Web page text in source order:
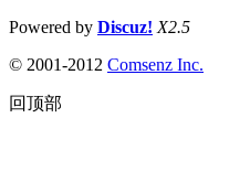
Powered by Discuz! X2.5
© 2001-2012 Comsenz Inc.
回顶部